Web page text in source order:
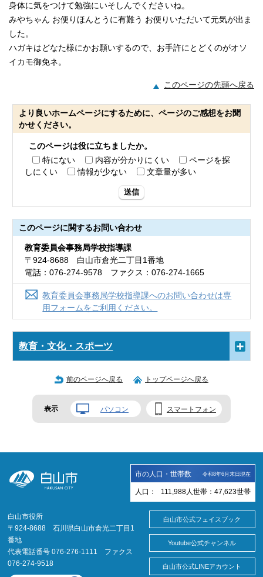
身体に気をつけて勉強にいそしんでくださいね。
みやちゃん お便りほんとうに有難う お便りいただいて元気が出ま
した。
ハガキはどなた様にかお願いするので、お手許にとどくのがオソ
イカモ御免ネ。
このページの先頭へ戻る
より良いホームページにするために、ページのご感想をお聞
かせください。
このページは役に立ちましたか。
特にない
内容が分かりにくい
ページを探
しにくい
情報が少ない 文章量が多い
送信
このページに関するお問い合わせ
教育委員会事務局学校指導課
〒924-8688 白山市倉光二丁目1番地
電話：076-274-9578 ファクス：076-274-1665
教育委員会事務局学校指導課へのお問い合わせは専
用フォームをご利用ください。
教育・文化・スポーツ
前のページへ戻る トップページへ戻る
表示 パソコン スマートフォン
市の人口・世帯数 令和8年6月末日現在
人口： 111,988 人 世帯： 47,623世帯
白山市役所
〒924-8688 石川県白山市倉光二丁目1
番地
代表電話番号 076-276-1111 ファクス
076-274-9518
白山市公式フェイスブック
Youtube公式チャンネル
白山市公式LINEアカウント